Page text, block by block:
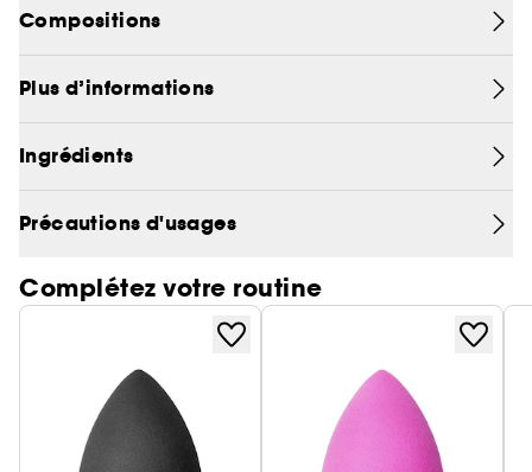
Compositions
Plus d’informations
Ingrédients
Précautions d'usages
Complétez votre routine